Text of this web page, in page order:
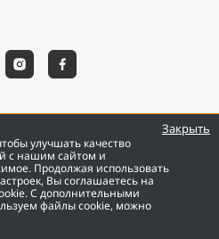
улучшать качество
с нашим сайтом и
Продолжая использовать
Вы соглашаетесь на
С дополнительными
файлы cookie, можно
Закрыть